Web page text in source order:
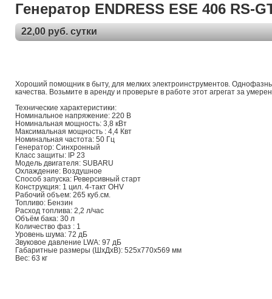
Генератор ENDRESS ESE 406 RS-
22,00 руб. сутки
Хороший помощник в быту, для мелких электроинструментов.
качества. Возьмите в аренду и проверьте в работе этот агрегат за
Технические характеристики:
Номинальное напряжение: 220 В
Номинальная мощность: 3,8 кВт
Максимальная мощность : 4,4 Квт
Номинальная частота: 50 Гц
Генератор: Синхронный
Класс защиты: IP 23
Модель двигателя: SUBARU
Охлаждение: Воздушное
Способ запуска: Реверсивный старт
Конструкция: 1 цил. 4-такт OHV
Рабочий объем: 265 куб.см.
Топливо: Бензин
Расход топлива: 2,2 л/час
Объём бака: 30 л
Количество фаз : 1
Уровень шума: 72 дБ
Звуковое давление LWA: 97 дБ
Габаритные размеры (ШхДхВ): 525x770x569 мм
Вес: 63 кг